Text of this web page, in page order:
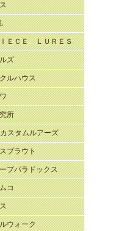
ＩＥＣＥ ＬＵＲＥＳ
ズ
ルハウス
所
カスタムルアーズ
プラウト
プパラドックス
コ
ウォーク